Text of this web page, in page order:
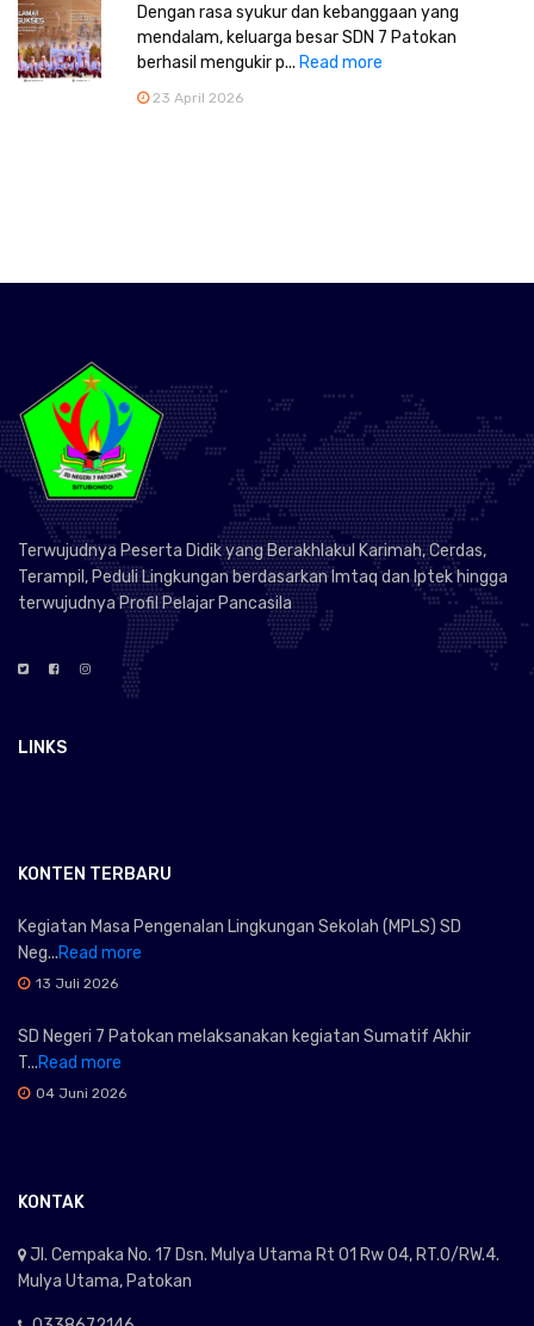
Dengan rasa syukur dan kebanggaan yang
mendalam, keluarga besar SDN 7 Patokan
berhasil mengukir p... Read more
23 April 2026
Terwujudnya Peserta Didik yang Berakhlakul Karimah, Cerdas,
Terampil, Peduli Lingkungan berdasarkan Imtaq dan Iptek hingga
terwujudnya Profil Pelajar Pancasila
LINKS
KONTEN TERBARU
Kegiatan Masa Pengenalan Lingkungan Sekolah (MPLS) SD
Neg...Read more
13 Juli 2026
SD Negeri 7 Patokan melaksanakan kegiatan Sumatif Akhir
T...Read more
04 Juni 2026
KONTAK
Jl. Cempaka No. 17 Dsn. Mulya Utama Rt 01 Rw 04, RT.0/RW.4.
Mulya Utama, Patokan